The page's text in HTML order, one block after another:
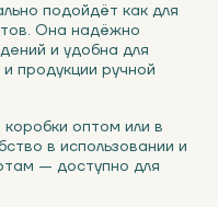
подойдёт как для
Она надёжно
и удобна для
продукции ручной
оптом или в
в использовании и
— доступно для